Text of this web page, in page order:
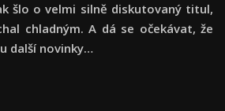
šlo o velmi silně diskutovaný titul,
chladným. A dá se očekávat, že
další novinky…